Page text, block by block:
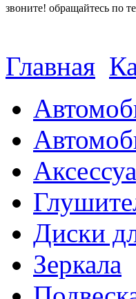
звоните! обращайтесь по
Главная
Диски
Зеркала